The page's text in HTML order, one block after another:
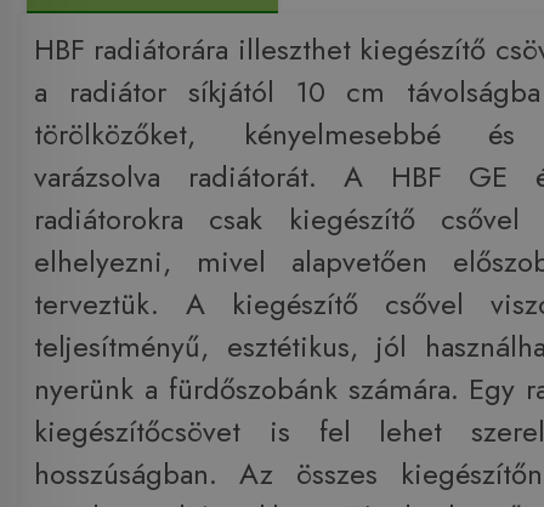
HBF radiátorára illeszthet kiegészítő
a radiátor síkjától 10 cm
törölközőket, kényelmesebbé és
varázsolva radiátorát. A HBF GE
radiátorokra csak kiegészítő
elhelyezni, mivel alapvetően
terveztük. A kiegészítő csővel
teljesítményű, esztétikus, jól
nyerünk a fürdőszobánk számára. Egy
kiegészítőcsövet is fel lehet
hosszúságban. Az összes